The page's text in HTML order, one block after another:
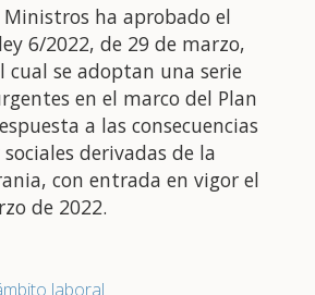
Ministros ha aprobado el
6/2022, de 29 de marzo,
cual se adoptan una serie
en el marco del Plan
a las consecuencias
derivadas de la
con entrada en vigor el
de 2022.
laboral